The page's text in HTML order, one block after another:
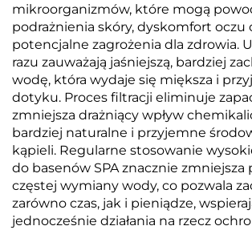
mikroorganizmów, które mogą
podrażnienia skóry, dyskomfort oczu
potencjalne zagrożenia dla zdrowia.
razu zauważają jaśniejszą, bardziej
wodę, która wydaje się miększa i
dotyku. Proces filtracji eliminuje
zmniejsza drażniący wpływ
bardziej naturalne i przyjemne
kąpieli. Regularne stosowanie
do basenów SPA znacznie zmniejsza
częstej wymiany wody, co pozwala
zarówno czas, jak i pieniądze,
jednocześnie działania na rzecz